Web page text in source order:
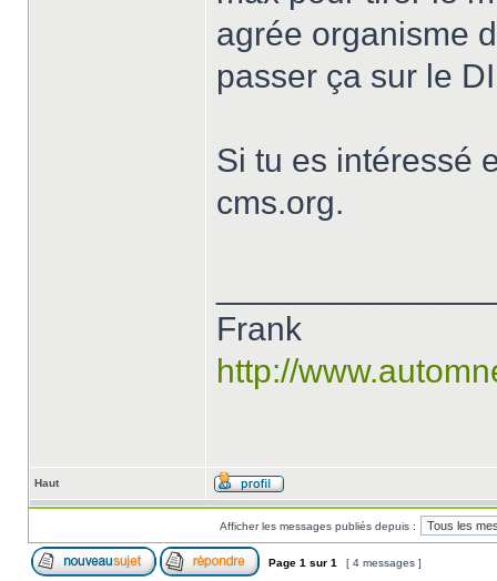
agrée organisme
passer ça sur le
Si tu es intéressé
cms.org.
Frank
http://
Haut
Afficher les messages publiés depuis :
Page 1 sur 1 [ 4 messages ]